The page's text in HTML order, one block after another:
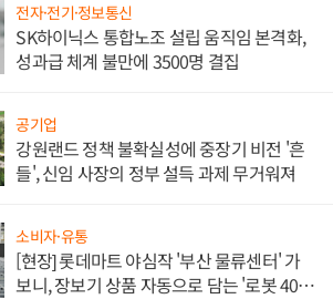
전자·전기·정보통신
SK하이닉스 통합노조 설립 움직임 본격화,
성과급 체계 불만에 3500명 결집
공기업
강원랜드 정책 불확실성에 중장기 비전 '흔
들', 신임 사장의 정부 설득 과제 무거워져
소비자·유통
[현장] 롯데마트 야심작 '부산 물류센터' 가
보니, 장보기 상품 자동으로 담는 '로봇 400